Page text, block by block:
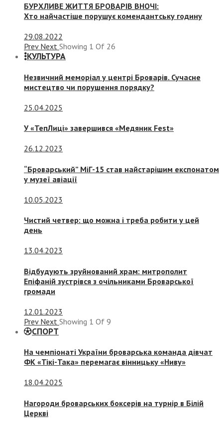
БУРХЛИВЕ ЖИТТЯ БРОВАРІВ ВНОЧІ:
Хто найчастіше порушує комендантську годину
29.08.2022
Prev Next Showing 1 Of 26
КУЛЬТУРА
Незвичний меморіал у центрі Броварів. Сучасне
мистецтво чи порушення порядку?
25.04.2025
У «ТепЛиці» завершився «Медяник Fest»
26.12.2023
“Броварський” МіГ-15 став найстарішим експонатом
у музеї авіації
10.05.2023
Чистий четвер: що можна і треба робити у цей
день
13.04.2023
Відбудують зруйнований храм: митрополит
Епіфаній зустрівся з очільниками Броварської
громади
12.01.2023
Prev Next Showing 1 Of 9
СПОРТ
На чемпіонаті України броварська команда дівчат
ФК «Тікі-Така» перемагає вінницьку «Ниву»
18.04.2025
Нагороди броварських боксерів на турнір в Білій
Церкві